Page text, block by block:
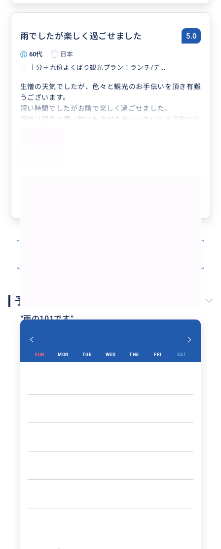
雨でしたが楽しく過ごせました 5.0
60代
日本
十分＋九份よくばり観光プラン！ランチ/デ...
生憎の天気でしたが、色々と観光のお手伝いを頂き有難
うございます。
短い時間でしたがお陰で楽しく過ごせました。
最後は緊急の買い物にもお付き合いいたいて大変助かり
“雨の101です”
予約スケジュール
SUN MON TUE WED THU FRI SAT